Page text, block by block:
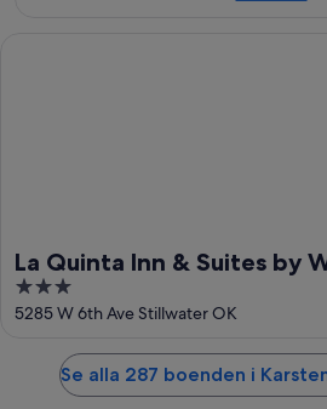
La Quinta Inn & Suites by
Stillwater-University Area
3
out
5285 W 6th Ave Stillwater OK
Se alla 287 boenden i